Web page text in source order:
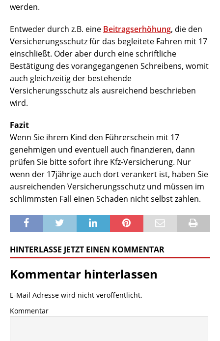
werden.
Entweder durch z.B. eine Beitragserhöhung, die den
Versicherungsschutz für das begleitete Fahren mit 17
einschließt. Oder aber durch eine schriftliche
Bestätigung des vorangegangenen Schreibens, womit
auch gleichzeitig der bestehende
Versicherungsschutz als ausreichend beschrieben
wird.
Fazit
Wenn Sie ihrem Kind den Führerschein mit 17
genehmigen und eventuell auch finanzieren, dann
prüfen Sie bitte sofort ihre Kfz-Versicherung. Nur
wenn der 17jährige auch dort verankert ist, haben Sie
ausreichenden Versicherungsschutz und müssen im
schlimmsten Fall einen Schaden nicht selbst zahlen.
HINTERLASSE JETZT EINEN KOMMENTAR
Kommentar hinterlassen
E-Mail Adresse wird nicht veröffentlicht.
Kommentar